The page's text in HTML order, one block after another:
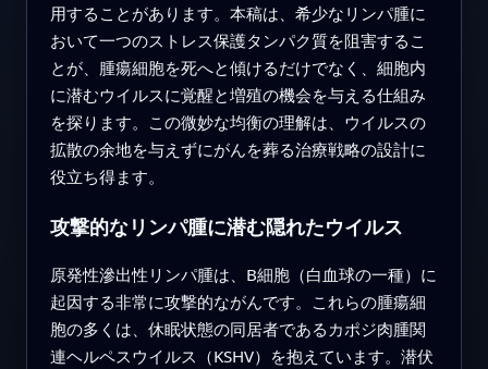
用することがあります。本稿は、希少なリンパ腫に
おいて一つのストレス保護タンパク質を阻害するこ
とが、腫瘍細胞を死へと傾けるだけでなく、細胞内
に潜むウイルスに覚醒と増殖の機会を与える仕組み
を探ります。この微妙な均衡の理解は、ウイルスの
拡散の余地を与えずにがんを葬る治療戦略の設計に
役立ち得ます。
攻撃的なリンパ腫に潜む隠れたウイルス
原発性滲出性リンパ腫は、B細胞（白血球の一種）に
起因する非常に攻撃的ながんです。これらの腫瘍細
胞の多くは、休眠状態の同居者であるカポジ肉腫関
連ヘルペスウイルス（KSHV）を抱えています。潜伏